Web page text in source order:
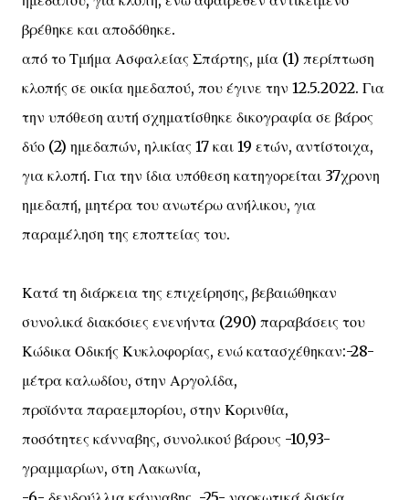
βρέθηκε και αποδόθηκε.
από το Τμήμα Ασφαλείας Σπάρτης, μία (1) περίπτωση
κλοπής σε οικία ημεδαπού, που έγινε την 12.5.2022. Για
την υπόθεση αυτή σχηματίσθηκε δικογραφία σε βάρος
δύο (2) ημεδαπών, ηλικίας 17 και 19 ετών, αντίστοιχα,
για κλοπή. Για την ίδια υπόθεση κατηγορείται 37χρονη
ημεδαπή, μητέρα του ανωτέρω ανήλικου, για
παραμέληση της εποπτείας του.
Κατά τη διάρκεια της επιχείρησης, βεβαιώθηκαν
συνολικά διακόσιες ενενήντα (290) παραβάσεις του
Κώδικα Οδικής Κυκλοφορίας, ενώ κατασχέθηκαν:-28-
μέτρα καλωδίου, στην Αργολίδα,
προϊόντα παραεμπορίου, στην Κορινθία,
ποσότητες κάνναβης, συνολικού βάρους -10,93-
γραμμαρίων, στη Λακωνία,